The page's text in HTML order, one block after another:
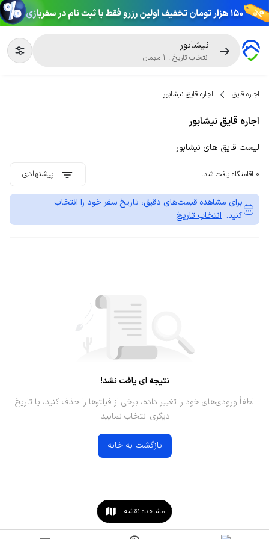
نیشابور
انتخاب تاریخ .
1 مهمان
اجاره قایق اجاره قایق نیشابور
اجاره قایق نیشابور
لیست قایق های نیشابور
0 اقامتگاه یافت شد. پیشنهادی
برای مشاهده قیمت‌های دقیق، تاریخ سفر خود را انتخاب
کنید. انتخاب تاریخ
نتیجه ای یافت نشد!
لطفاً ورودی‌های خود را تغییر داده، برخی از فیلترها را حذف کنید، یا تاریخ
دیگری انتخاب نمایید.
بازگشت به خانه
مشاهده نقشه